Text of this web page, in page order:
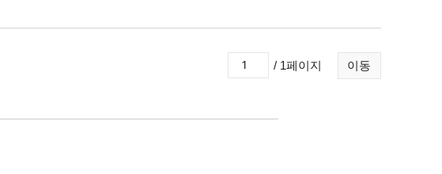
이동
/ 1페이지